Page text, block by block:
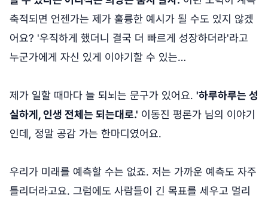
축적되면 언젠가는 제가 훌륭한 예시가 될 수도 있지 않겠
어요? '우직하게 했더니 결국 더 빠르게 성장하더라'라고
누군가에게 자신 있게 이야기할 수 있는…
제가 일할 때마다 늘 되뇌는 문구가 있어요. '하루하루는 성
실하게, 인생 전체는 되는대로.' 이동진 평론가 님의 이야기
인데, 정말 공감 가는 한마디였어요.
우리가 미래를 예측할 수는 없죠. 저는 가까운 예측도 자주
틀리더라고요. 그럼에도 사람들이 긴 목표를 세우고 멀리